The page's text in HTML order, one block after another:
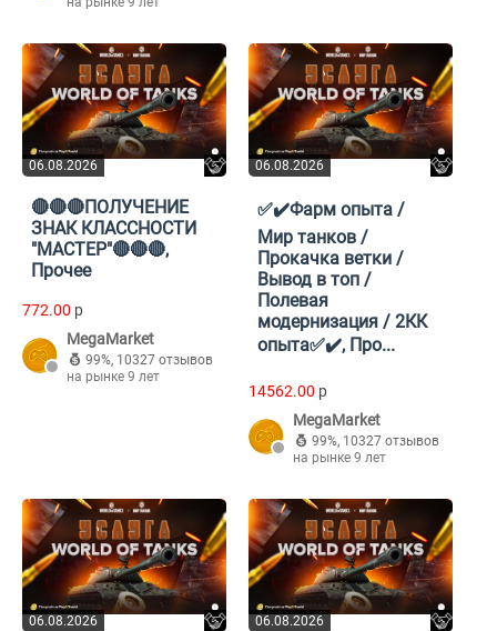
06.08.2026
🔴🔴🔴ПОЛУЧЕНИЕ
ЗНАК КЛАССНОСТИ
"МАСТЕР"🔴🔴🔴,
Прочее
772.00 p
MegaMarket
99%, 10327 отзывов
на рынке 9 лет
06.08.2026
✅✔️Фарм опыта /
Мир танков /
Прокачка ветки /
Вывод в топ /
Полевая
модернизация / 2КК
опыта✅✔️, Про...
14562.00 p
MegaMarket
99%, 10327 отзывов
на рынке 9 лет
06.08.2026 06.08.2026